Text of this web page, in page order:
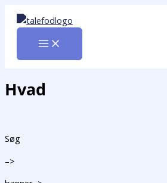
indholdet
Hvad
Søg
–>